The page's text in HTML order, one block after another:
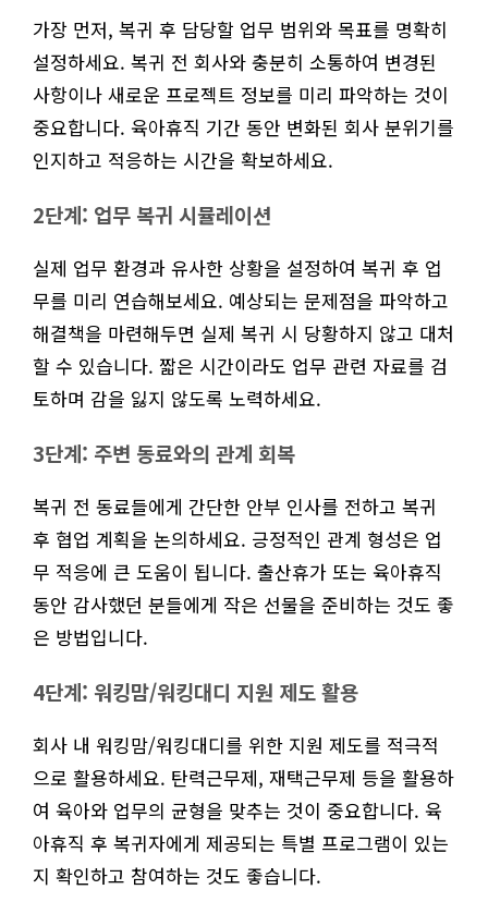
가장 먼저, 복귀 후 담당할 업무 범위와 목표를 명확히
설정하세요. 복귀 전 회사와 충분히 소통하여 변경된
사항이나 새로운 프로젝트 정보를 미리 파악하는 것이
중요합니다. 육아휴직 기간 동안 변화된 회사 분위기를
인지하고 적응하는 시간을 확보하세요.
2단계: 업무 복귀 시뮬레이션
실제 업무 환경과 유사한 상황을 설정하여 복귀 후 업
무를 미리 연습해보세요. 예상되는 문제점을 파악하고
해결책을 마련해두면 실제 복귀 시 당황하지 않고 대처
할 수 있습니다. 짧은 시간이라도 업무 관련 자료를 검
토하며 감을 잃지 않도록 노력하세요.
3단계: 주변 동료와의 관계 회복
복귀 전 동료들에게 간단한 안부 인사를 전하고 복귀
후 협업 계획을 논의하세요. 긍정적인 관계 형성은 업
무 적응에 큰 도움이 됩니다. 출산휴가 또는 육아휴직
동안 감사했던 분들에게 작은 선물을 준비하는 것도 좋
은 방법입니다.
4단계: 워킹맘/워킹대디 지원 제도 활용
회사 내 워킹맘/워킹대디를 위한 지원 제도를 적극적
으로 활용하세요. 탄력근무제, 재택근무제 등을 활용하
여 육아와 업무의 균형을 맞추는 것이 중요합니다. 육
아휴직 후 복귀자에게 제공되는 특별 프로그램이 있는
지 확인하고 참여하는 것도 좋습니다.